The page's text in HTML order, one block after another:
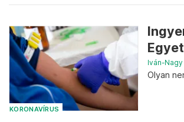
KORONAVÍRUS
Iván-
Olyan